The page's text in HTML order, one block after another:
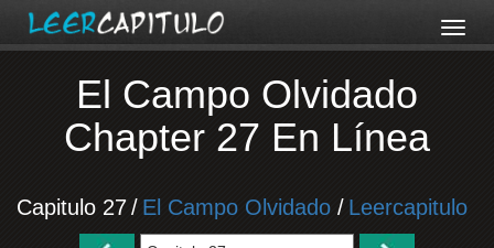
El Campo Olvidado
Chapter 27 En Línea
Capitulo 27/ El Campo Olvidado / Leercapitulo